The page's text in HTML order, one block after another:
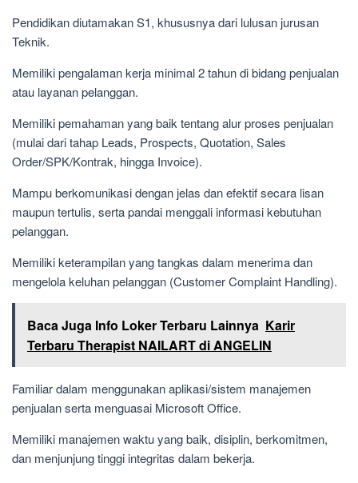
Pendidikan diutamakan S1, khususnya dari lulusan jurusan
Teknik.
Memiliki pengalaman kerja minimal 2 tahun di bidang penjualan
atau layanan pelanggan.
Memiliki pemahaman yang baik tentang alur proses penjualan
(mulai dari tahap Leads, Prospects, Quotation, Sales
Order/SPK/Kontrak, hingga Invoice).
Mampu berkomunikasi dengan jelas dan efektif secara lisan
maupun tertulis, serta pandai menggali informasi kebutuhan
pelanggan.
Memiliki keterampilan yang tangkas dalam menerima dan
mengelola keluhan pelanggan (Customer Complaint Handling).
Baca Juga Info Loker Terbaru Lainnya Karir
Terbaru Therapist NAILART di ANGELIN
Familiar dalam menggunakan aplikasi/sistem manajemen
penjualan serta menguasai Microsoft Office.
Memiliki manajemen waktu yang baik, disiplin, berkomitmen,
dan menjunjung tinggi integritas dalam bekerja.